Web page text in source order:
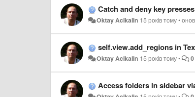
Catch and deny key
Oktay Acikalin 15 років тому•
self.view.add_regions in
Oktay Acikalin 15 років тому• 0
Access folders in sidebar